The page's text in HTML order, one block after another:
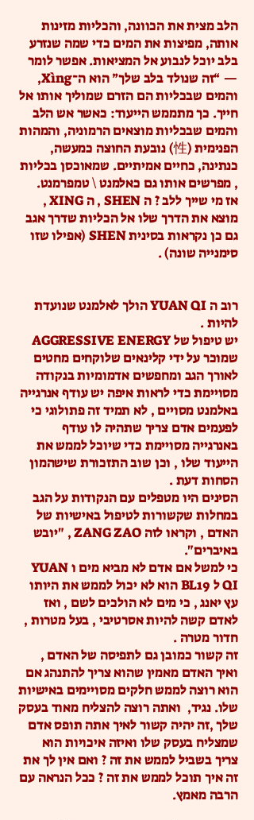
הלב מצית את הכוונה, והכליות מזינות
אותה, מפיצות את המים כדי שמה שנזרע
בלב יוכל לנבוע אל המציאות. אפשר לומר
— “זה שנולד בלב שלך” הוא ה־Xìng,
והמים שבכליות הם הזרם שמוליך אותו אל
חייך. כך מתממש הייעוד: כאשר אש הלב
והמים שבכליות מוצאים הרמוניה, והמהות
הפנימית (性) נובעת החוצה כמעשה,
כנתינה, כחיים אמיתיים. שמאוכסן בכליות
, מפרשים אותו גם כאלמנט \ טמפרמנט.
אז מי שייך ללב ? ה SHEN , ה XING ,
מוצא את הדרך שלו אל הכליות שדרך אגב
גם כן נקראות בסינית SHEN (אפילו שזו
סימנייה שונה) .
רוב ה YUAN QI הולך לאלמנט שנועדת
להיות .
יש טיפול של AGGRESSIVE ENERGY
שמוכר על ידי קלינאים שלוקחים מחטים
לאורך הגב ומחפשים אדמומיות בנקודה
מסויימת כדי לראות איפה יש עודף אנרגייה
באלמנט מסויים , לא תמיד זה פתולוגי כי
לפעמים אדם צריך שתהיה לו עודף
באנרגייה מסויימת כדי שיוכל לממש את
הייעוד שלו , וכן שוב התזכורת שישהמון
הסחות דעת .
הסינים היו מטפלים עם הנקודות על הגב
במחלות שקשורות לטיפול באישיות של
האדם , וקראו לזה ZANG ZAO , "יובש
באיברים".
כי למשל אם אדם לא מביא מים ו YUAN
QI ל BL19 הוא לא יכול לממש את היותו
עץ יאנג , כי מים לא הולכים לשם , ואז
לאדם קשה להיות אסרטיבי , בעל מטרות ,
חדור מטרה .
זה קשור כמובן גם לתפיסה של האדם ,
ואיך האדם מאמין שהוא צריך להתנהג אם
הוא רוצה לממש חלקים מסויימים באישיות
שלו. נגיד, ואתה רוצה להצליח מאוד בעסק
שלך ,זה יהיה קשור לאיך אתה תופס אדם
שמצליח בעסק שלו ואיזה איכויות הוא
צריך בשביל לממש את זה ? ואם אין לך את
זה איך תוכל לממש את זה ? ככל הנראה עם
הרבה מאמץ.